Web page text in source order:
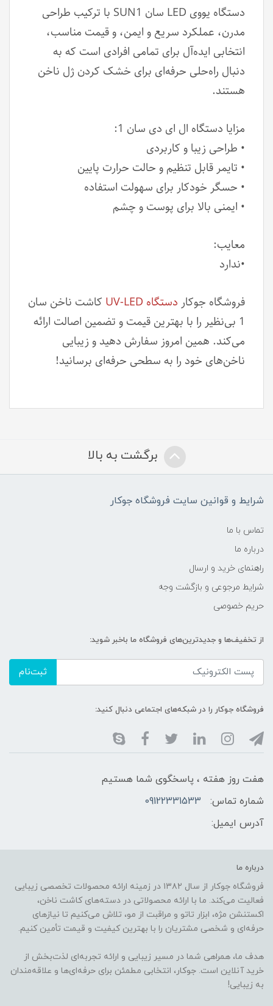
دستگاه یووی LED سان SUN1 با ترکیب طراحی
مدرن، عملکرد سریع و ایمن، و قیمت مناسب،
انتخابی ایده‌آل برای تمامی افرادی است که به
دنبال راه‌حلی حرفه‌ای برای خشک کردن ژل ناخن
هستند.
مزایا دستگاه ال ای دی سان 1:
• طراحی زیبا و کاربردی
• تایمر قابل تنظیم و حالت حرارت پایین
• حسگر خودکار برای سهولت استفاده
• ایمنی بالا برای پوست و چشم
معایب:
•ندارد
فروشگاه جوکاردستگاه UV-LED
کاشت ناخن سان
1 بی‌نظیر را با بهترین قیمت و تضمین اصالت ارائه
می‌کند. همین امروز سفارش دهید و زیبایی
ناخن‌های خود را به سطحی حرفه‌ای برسانید!
برگشت به بالا
شرایط و قوانین سایت فروشگاه جوکار
تماس با ما
درباره ما
راهنمای خرید و ارسال
شرایط مرجوعی و بازگشت وجه
حریم خصوصی
از تخفیف‌ها و جدیدترین‌های فروشگاه ما باخبر شوید:
ثبت‌نام
فروشگاه جوکار را در شبکه‌های اجتماعی دنبال کنید:
هفت روز هفته ، پاسخگوی شما هستیم
شماره تماس:
09122331533
آدرس ایمیل:
درباره ما
فروشگاه جوکار از سال ۱۳۸۲ در زمینه ارائه محصولات تخصصی زیبایی
فعالیت می‌کند. ما با ارائه محصولاتی در دسته‌های کاشت ناخن،
اکستنشن مژه، ابزار تاتو و مراقبت از مو، تلاش می‌کنیم تا نیازهای
حرفه‌ای و شخصی مشتریان را با بهترین کیفیت و قیمت تأمین کنیم.
هدف ما، همراهی شما در مسیر زیبایی و ارائه تجربه‌ای لذت‌بخش از
خرید آنلاین است. جوکار، انتخابی مطمئن برای حرفه‌ای‌ها و علاقه‌مندان
به زیبایی!